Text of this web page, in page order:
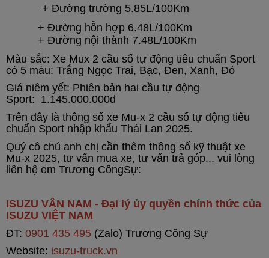
+ Đường trường 5.85L/100Km
+ Đường hỗn hợp 6.48L/100Km
+ Đường nội thành 7.48L/100Km
Màu sắc: Xe Mux 2 cầu số tự động tiêu chuẩn Sport
có 5 màu: Trắng Ngọc Trai, Bạc, Đen, Xanh, Đỏ
Giá niêm yết: Phiên bản hai cầu tự động
Sport: 1.145.000.000đ
Trên đây là thông số xe Mu-x 2 cầu số tự động tiêu
chuẩn Sport nhập khẩu Thái Lan 2025.
Quý cô chú anh chị cần thêm thông số kỹ thuật xe
Mu-x 2025, tư vấn mua xe, tư vấn trả góp... vui lòng
liên hệ em Trương CôngSự:
ISUZU VÂN NAM - Đại lý ủy quyền chính thức của
ISUZU VIỆT NAM
ĐT: 0901 435 495 (Zalo) Trương Công Sự
Website: isuzu-truck.vn